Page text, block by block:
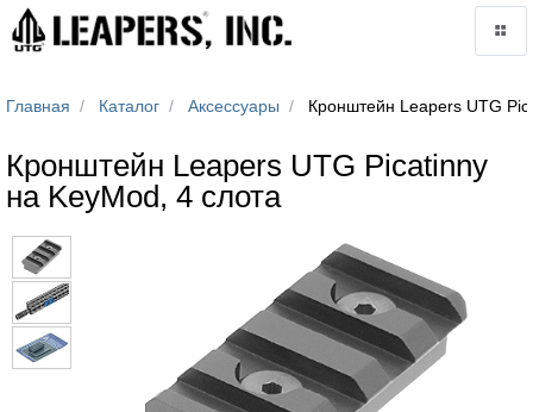
Главная Каталог Аксессуары Кронштейн Leapers UTG
Кронштейн Leapers UTG Picatinny
на KeyMod, 4 слота